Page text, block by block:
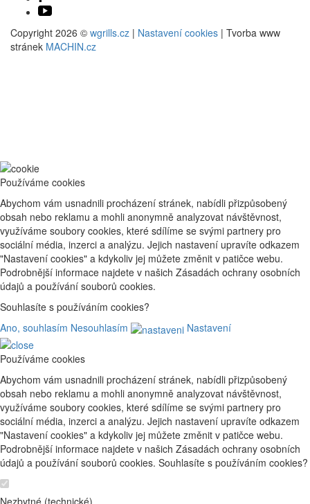
Copyright 2026 © wgrills.cz | Nastavení cookies | Tvorba www
stránek MACHIN.cz
Používáme cookies
Abychom vám usnadnili procházení stránek, nabídli přizpůsobený
obsah nebo reklamu a mohli anonymně analyzovat návštěvnost,
využíváme soubory cookies, které sdílíme se svými partnery pro
sociální média, inzerci a analýzu. Jejich nastavení upravíte odkazem
"Nastavení cookies" a kdykoliv jej můžete změnit v patičce webu.
Podrobnější informace najdete v našich Zásadách ochrany osobních
údajů a používání souborů cookies.
Souhlasíte s používáním cookies?
Ano, souhlasím Nesouhlasím Nastavení
Používáme cookies
Abychom vám usnadnili procházení stránek, nabídli přizpůsobený
obsah nebo reklamu a mohli anonymně analyzovat návštěvnost,
využíváme soubory cookies, které sdílíme se svými partnery pro
sociální média, inzerci a analýzu. Jejich nastavení upravíte odkazem
"Nastavení cookies" a kdykoliv jej můžete změnit v patičce webu.
Podrobnější informace najdete v našich Zásadách ochrany osobních
údajů a používání souborů cookies. Souhlasíte s používáním cookies?